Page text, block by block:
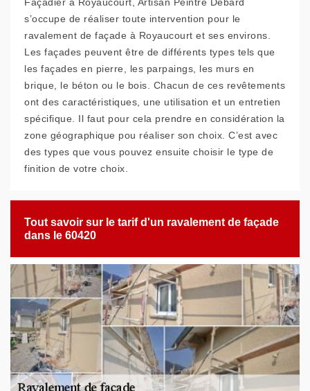
s’occupe de réaliser toute intervention pour le
ravalement de façade à Royaucourt et ses environs.
Les façades peuvent être de différents types tels que
les façades en pierre, les parpaings, les murs en
brique, le béton ou le bois. Chacun de ces revêtements
ont des caractéristiques, une utilisation et un entretien
spécifique. Il faut pour cela prendre en considération la
zone géographique pou réaliser son choix. C’est avec
des types que vous pouvez ensuite choisir le type de
finition de votre choix.
Tout savoir sur le tarif d'un ravalement de façade
dans le 60420